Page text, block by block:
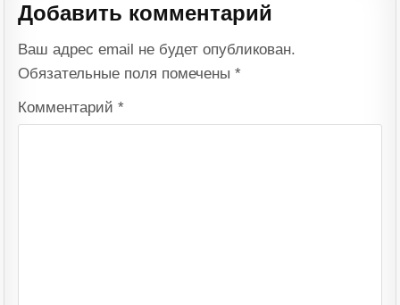
Добавить комментарий
Ваш адрес email не будет опубликован.
Обязательные поля помечены*
Комментарий*